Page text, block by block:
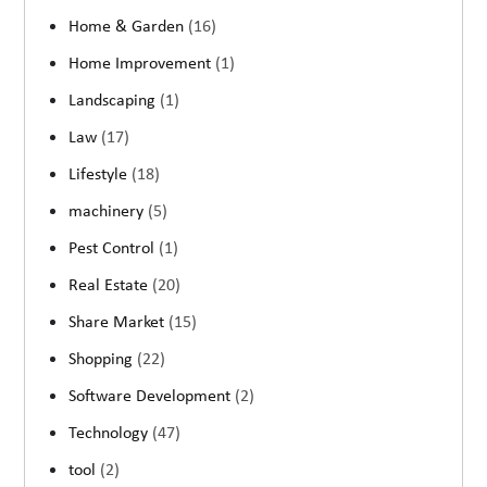
Home & Garden (16)
Home Improvement (1)
Landscaping (1)
Law (17)
Lifestyle (18)
machinery (5)
Pest Control (1)
Real Estate (20)
Share Market (15)
Shopping (22)
Software Development (2)
Technology (47)
tool (2)